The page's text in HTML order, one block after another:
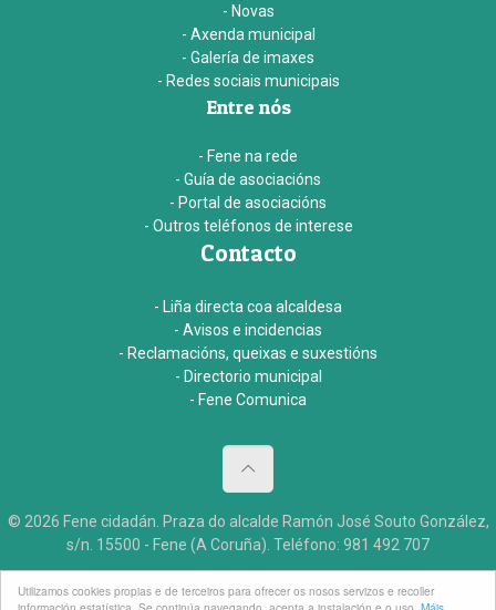
Utilizamos cookies propias e de terceiros para ofrecer os nosos servizos e recoller
- Novas
- Axenda municipal
- Galería de imaxes
- Redes sociais municipais
Entre nós
- Fene na rede
- Guía de asociacións
- Portal de asociacións
- Outros teléfonos de interese
Contacto
- Liña directa coa alcaldesa
- Avisos e incidencias
- Reclamacións, queixas e suxestións
- Directorio municipal
- Fene Comunica
© 2026 Fene cidadán. Praza do alcalde Ramón José Souto González,
s/n. 15500 - Fene (A Coruña). Teléfono: 981 492 707